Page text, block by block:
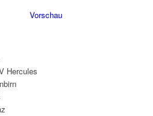
Vorschau
Hercules